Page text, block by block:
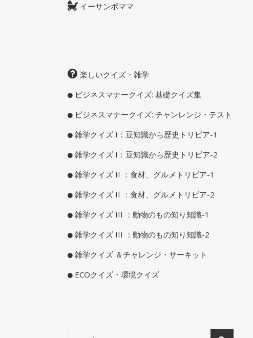
イーサンポママ
楽しいクイズ・雑学
ビジネスマナークイズ: 基礎クイズ集
ビジネスマナークイズ: チャンレンジ・テスト
雑学クイズ I：豆知識から歴史トリビア-1
雑学クイズ I：豆知識から歴史トリビア-2
雑学クイズ II ：食材、グルメトリビア-1
雑学クイズ II ：食材、グルメトリビア-2
雑学クイズ III ：動物のもの知り知識-1
雑学クイズ III ：動物のもの知り知識-2
雑学クイズ ＆チャレンジ・サーキット
ECOクイズ・環境クイズ